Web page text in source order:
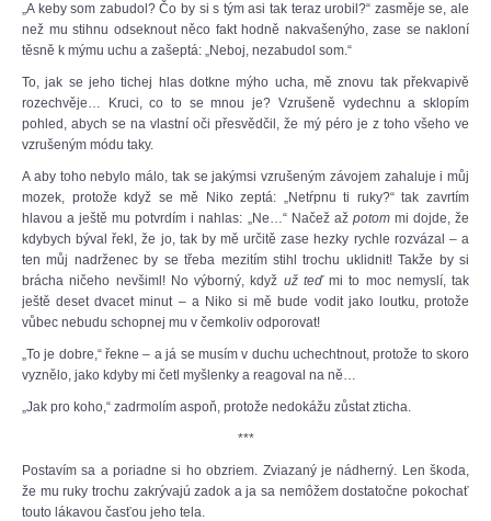
„A keby som zabudol? Čo by si s tým asi tak teraz urobil?“ zasměje se, ale
než mu stihnu odseknout něco fakt hodně nakvašenýho, zase se nakloní
těsně k mýmu uchu a zašeptá: „Neboj, nezabudol som.“
To, jak se jeho tichej hlas dotkne mýho ucha, mě znovu tak překvapivě
rozechvěje… Kruci, co to se mnou je? Vzrušeně vydechnu a sklopím
pohled, abych se na vlastní oči přesvědčil, že mý péro je z toho všeho ve
vzrušeným módu taky.
A aby toho nebylo málo, tak se jakýmsi vzrušeným závojem zahaluje i můj
mozek, protože když se mě Niko zeptá: „Netŕpnu ti ruky?“ tak zavrtím
hlavou a ještě mu potvrdím i nahlas: „Ne…“ Načež až potommi dojde, že
kdybych býval řekl, že jo, tak by mě určitě zase hezky rychle rozvázal – a
ten můj nadrženec by se třeba mezitím stihl trochu uklidnit! Takže by si
brácha ničeho nevšiml! No výborný, když už teď mi to moc nemyslí, tak
ještě deset dvacet minut – a Niko si mě bude vodit jako loutku, protože
vůbec nebudu schopnej mu v čemkoliv odporovat!
„To je dobre,“ řekne – a já se musím v duchu uchechtnout, protože to skoro
vyznělo, jako kdyby mi četl myšlenky a reagoval na ně…
„Jak pro koho,“ zadrmolím aspoň, protože nedokážu zůstat zticha.
***
Postavím sa a poriadne si ho obzriem. Zviazaný je nádherný. Len škoda,
že mu ruky trochu zakrývajú zadok a ja sa nemôžem dostatočne pokochať
touto lákavou časťou jeho tela.